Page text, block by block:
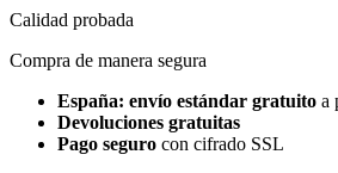
Calidad probada
Compra de manera segura
España: envío estándar gratuito a
Devoluciones gratuitas
Pago seguro con cifrado SSL